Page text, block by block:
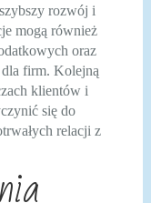
rozwój i
mogą również
oraz
firm. Kolejną
klientów i
się do
relacji z